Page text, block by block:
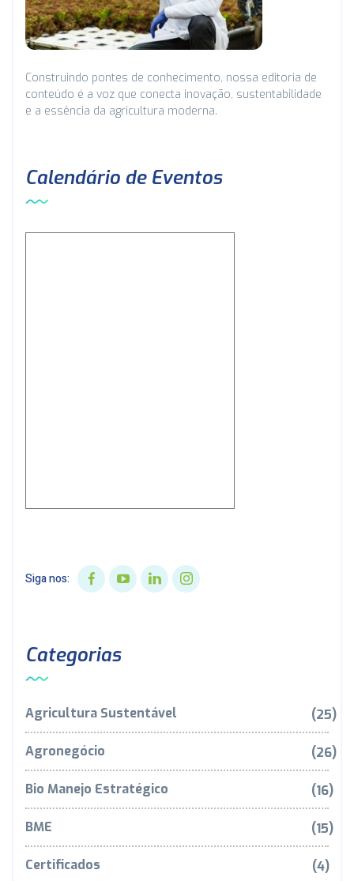
Construindo pontes de conhecimento, nossa editoria de
conteúdo é a voz que conecta inovação, sustentabilidade
e a essência da agricultura moderna.
Calendário de Eventos
Siga nos:
Categorias
Agricultura Sustentável (25)
Agronegócio (26)
Bio Manejo Estratégico (16)
BME (15)
Certificados (4)